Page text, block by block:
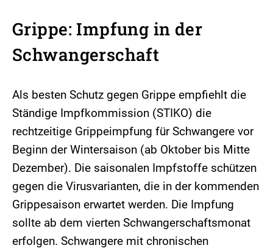
Grippe: Impfung in der
Schwangerschaft
Als besten Schutz gegen Grippe empfiehlt die
Ständige Impfkommission (STIKO) die
rechtzeitige Grippeimpfung für Schwangere vor
Beginn der Wintersaison (ab Oktober bis Mitte
Dezember). Die saisonalen Impfstoffe schützen
gegen die Virusvarianten, die in der kommenden
Grippesaison erwartet werden. Die Impfung
sollte ab dem vierten Schwangerschaftsmonat
erfolgen. Schwangere mit chronischen